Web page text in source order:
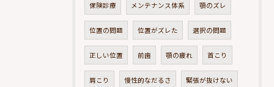
保険診療 メンテナンス体系 顎のズレ
位置の問題 位置がズレた 選択の問題
正しい位置 前歯 顎の疲れ 首こり
肩こり 慢性的なだるさ 緊張が抜けない